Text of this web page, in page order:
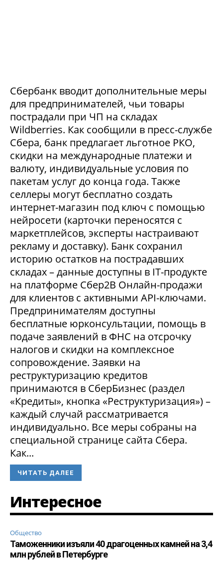
Сбербанк вводит дополнительные меры
для предпринимателей, чьи товары
пострадали при ЧП на складах
Wildberries. Как сообщили в пресс-службе
Сбера, банк предлагает льготное РКО,
скидки на международные платежи и
валюту, индивидуальные условия по
пакетам услуг до конца года. Также
селлеры могут бесплатно создать
интернет-магазин под ключ с помощью
нейросети (карточки переносятся с
маркетплейсов, эксперты настраивают
рекламу и доставку). Банк сохранил
историю остатков на пострадавших
складах – данные доступны в IT-продукте
на платформе Сбер2В Онлайн-продажи
для клиентов с активными API-ключами.
Предпринимателям доступны
бесплатные юрконсультации, помощь в
подаче заявлений в ФНС на отсрочку
налогов и скидки на комплексное
сопровождение. Заявки на
реструктуризацию кредитов
принимаются в СберБизнес (раздел
«Кредиты», кнопка «Реструктуризация») –
каждый случай рассматривается
индивидуально. Все меры собраны на
специальной странице сайта Сбера.
Как...
ЧИТАТЬ ДАЛЕЕ
Интересное
Общество
Таможенники изъяли 40 драгоценных камней на 3,4
млн рублей в Петербурге